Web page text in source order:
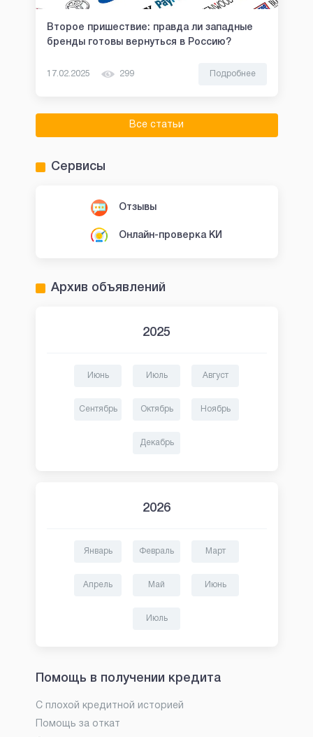
Второе пришествие: правда ли западные
бренды готовы вернуться в Россию?
17.02.2025 299 Подробнее
Все статьи
Сервисы
Отзывы
Онлайн-проверка КИ
Архив объявлений
2025
Июнь Июль Август
Сентябрь Октябрь Ноябрь
Декабрь
2026
Январь Февраль Март
Апрель Май Июнь
Июль
Помощь в получении кредита
С плохой кредитной историей
Помощь за откат